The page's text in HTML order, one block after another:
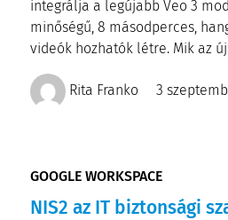
integrálja a legújabb Veo 3
minőségű, 8 másodperces,
videók hozhatók létre. Mik az
Rita Franko 3
GOOGLE WORKSPACE
NIS2 az IT biztonsági